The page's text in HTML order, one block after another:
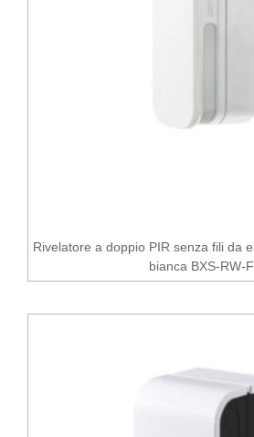
Rivelatore a doppio PIR senza fili da
bianca BXS-RW-